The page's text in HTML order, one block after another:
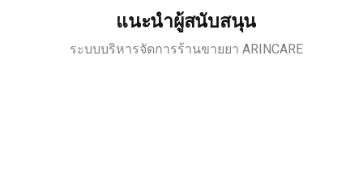
แนะนำผู้สนับสนุน
ระบบบริหารจัดการร้านขายยา ARINCARE